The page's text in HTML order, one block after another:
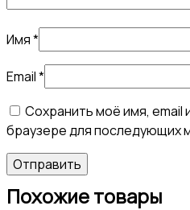
Имя*
Email*
Сохранить моё имя, email
браузере для последующих
Похожие товары